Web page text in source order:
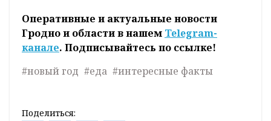
Оперативные и актуальные новости
Гродно и области в нашем Telegram-
канале. Подписывайтесь по ссылке!
#новый год #еда #интересные факты
Поделиться: